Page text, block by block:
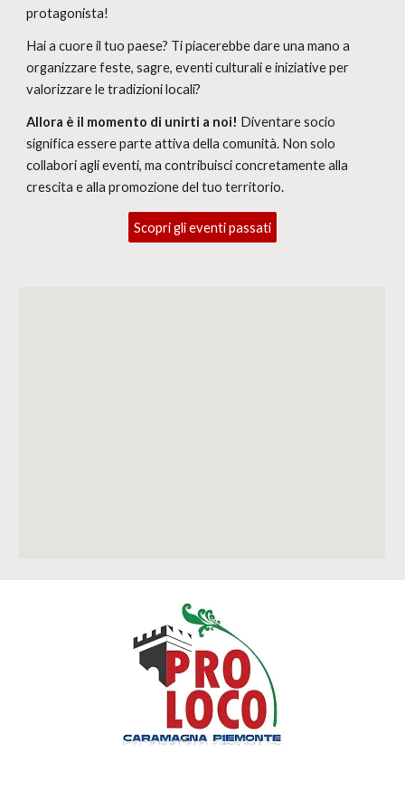
protagonista!
Hai a cuore il tuo paese? Ti piacerebbe dare una mano a
organizzare feste, sagre, eventi culturali e iniziative per
valorizzare le tradizioni locali?
Allora è il momento di unirti a noi! Diventare socio
significa essere parte attiva della comunità. Non solo
collabori agli eventi, ma contribuisci concretamente alla
crescita e alla promozione del tuo territorio.
Scopri gli eventi passati